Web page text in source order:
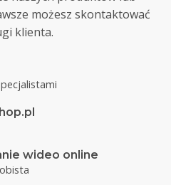
możesz skontaktować
klienta.
wideo online